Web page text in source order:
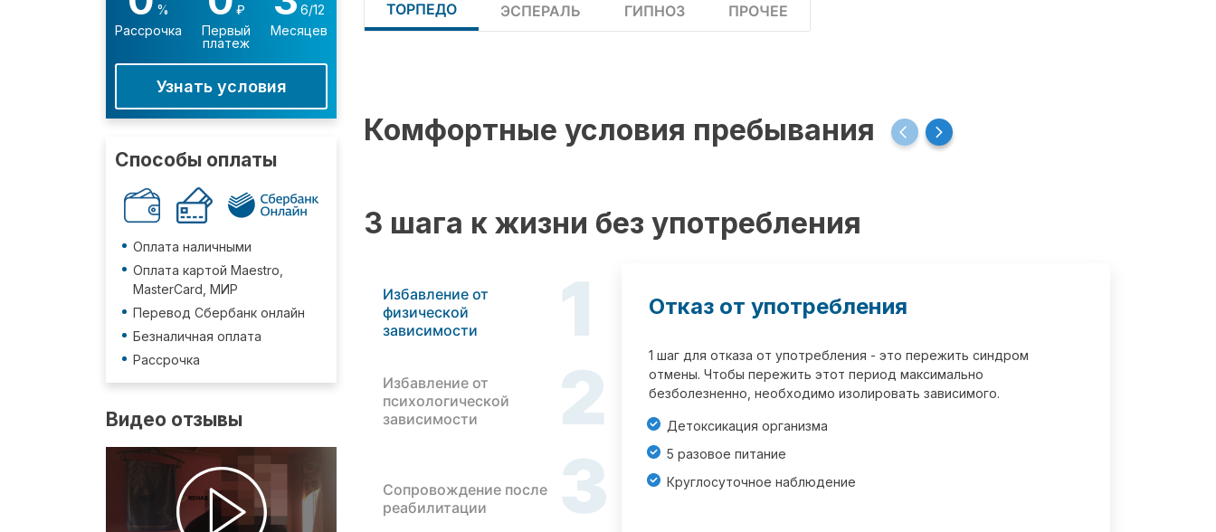
%
Рассрочка
₽
Первый
платеж
6/12
Месяцев
Узнать условия
Способы оплаты
Оплата наличными
Оплата картой Maestro,
MasterCard, МИР
Перевод Сбербанк онлайн
Безналичная оплата
Рассрочка
Видео отзывы
ТОРПЕДО ЭСПЕРАЛЬ ГИПНОЗ ПРОЧЕЕ
Комфортные условия пребывания
3 шага к жизни без употребления
Избавление от
физической
зависимости
1
Избавление от
психологической
зависимости
2
Сопровождение после
реабилитации
3
Отказ от употребления
1 шаг для отказа от употребления - это пережить синдром
отмены. Чтобы пережить этот период максимально
безболезненно, необходимо изолировать зависимого.
Детоксикация организма
5 разовое питание
Круглосуточное наблюдение